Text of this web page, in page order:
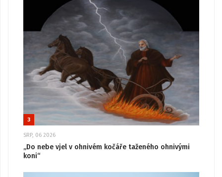
3
SRP, 06 2026
„Do nebe vjel v ohnivém kočáře taženého ohnivými
koni“